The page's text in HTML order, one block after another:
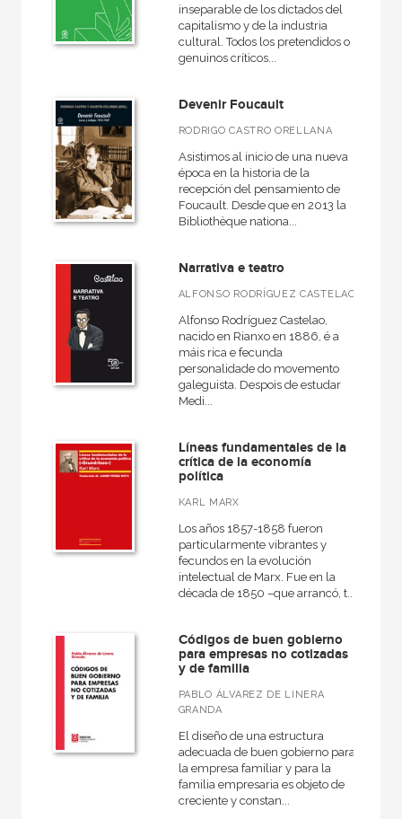
NUESTRAS COLECCIONES
A fondo
Ágora / Teoría
Akadémica
Anverso
Arqueología
Arquitectura
Arquitectura (textos de arquitectura)
Arte contemporáneo
VER TODAS... (96)
NUESTROS FORMATOS
CATÁLOGOS PDF
Catálogos PDF
inseparable de los dictados del
capitalismo y de la industria
cultural. Todos los pretendidos o
genuinos críticos...
Devenir Foucault
RODRIGO CASTRO ORELLANA
Asistimos al inicio de una nueva
época en la historia de la
recepción del pensamiento de
Foucault. Desde que en 2013 la
Bibliothèque nationa...
Narrativa e teatro
ALFONSO RODRÍGUEZ CASTELAO
Alfonso Rodríguez Castelao,
nacido en Rianxo en 1886, é a
máis rica e fecunda
personalidade do movemento
galeguista. Despois de estudar
Medi...
Líneas fundamentales de la
crítica de la economía
política
KARL MARX
Los años 1857-1858 fueron
particularmente vibrantes y
fecundos en la evolución
intelectual de Marx. Fue en la
década de 1850 –que arrancó, t...
Códigos de buen gobierno
para empresas no cotizadas
y de familia
PABLO ÁLVAREZ DE LINERA
GRANDA
El diseño de una estructura
adecuada de buen gobierno para
la empresa familiar y para la
familia empresaria es objeto de
creciente y constan...